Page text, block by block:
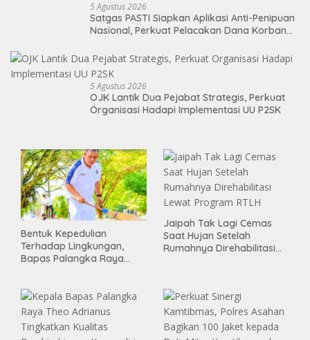
5 Agustus 2026
Satgas PASTI Siapkan Aplikasi Anti-Penipuan
Nasional, Perkuat Pelacakan Dana Korban
5 Agustus 2026
OJK Lantik Dua Pejabat Strategis, Perkuat
Organisasi Hadapi Implementasi UU P2SK
Bentuk Kepedulian
Terhadap Lingkungan,
Bapas Palangka Raya
ke-81
Jaipah Tak Lagi Cemas
Saat Hujan Setelah
Rumahnya Direhabilitasi